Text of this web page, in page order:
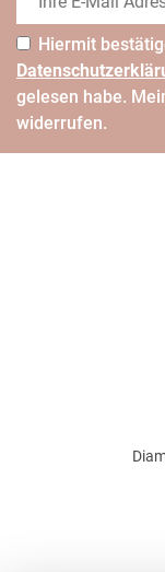
Hiermit
gelesen habe.
widerrufen.